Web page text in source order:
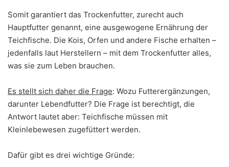
Somit garantiert das Trockenfutter, zurecht auch
Hauptfutter genannt, eine ausgewogene Ernährung der
Teichfische. Die Kois, Orfen und andere Fische erhalten –
jedenfalls laut Herstellern – mit dem Trockenfutter alles,
was sie zum Leben brauchen.
Es stellt sich daher die Frage: Wozu Futterergänzungen,
darunter Lebendfutter? Die Frage ist berechtigt, die
Antwort lautet aber: Teichfische müssen mit
Kleinlebewesen zugefüttert werden.
Dafür gibt es drei wichtige Gründe: